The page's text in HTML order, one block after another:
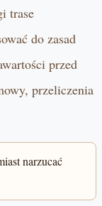
trase
do zasad
przed
przeliczenia
narzucać